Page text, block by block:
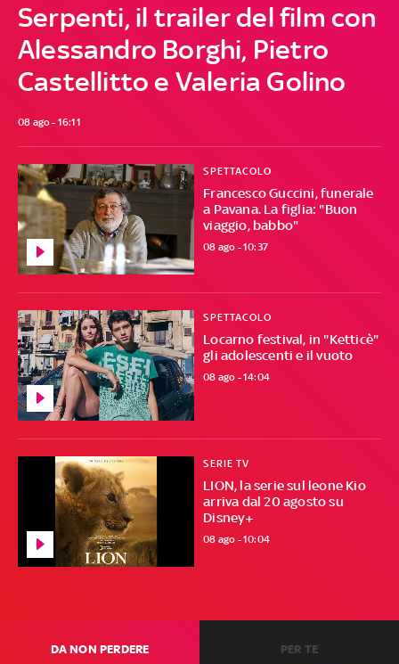
Serpenti, il trailer del film con
Alessandro Borghi, Pietro
Castellitto e Valeria Golino
08 ago - 16:11
Francesco Guccini, funerale
a Pavana. La figlia: "Buon
viaggio, babbo"
SPETTACOLO
08 ago - 10:37
Locarno festival, in "Ketticè"
gli adolescenti e il vuoto
SPETTACOLO
08 ago - 14:04
LION, la serie sul leone Kio
arriva dal 20 agosto su
Disney+
SERIE TV
08 ago - 10:04
DA NON PERDERE PER TE